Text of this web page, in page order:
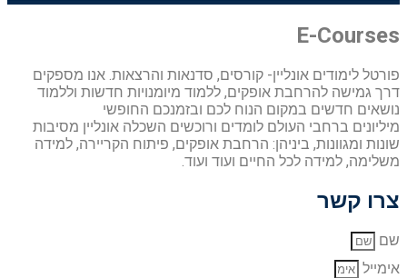
E-Courses
פורטל לימודים אונליין- קורסים, סדנאות והרצאות. אנו מספקים
דרך גמישה להרחבת אופקים, ללמוד מיומנויות חדשות וללמוד
נושאים חדשים במקום הנוח לכם ובזמנכם החופשי
מיליונים ברחבי העולם לומדים ורוכשים השכלה אונליין מסיבות
שונות ומגוונות, ביניהן: הרחבת אופקים, פיתוח הקריירה, למידה
משלימה, למידה לכל החיים ועוד ועוד.
צרו קשר
שם
אימייל